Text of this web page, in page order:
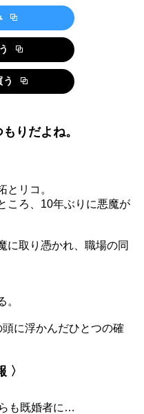
う
りだよね。
とリコ。
ころ、10年ぶりに悪魔が
に取り憑かれ、職場の同
。
に浮かんだひとつの確
〉
も既婚者に…